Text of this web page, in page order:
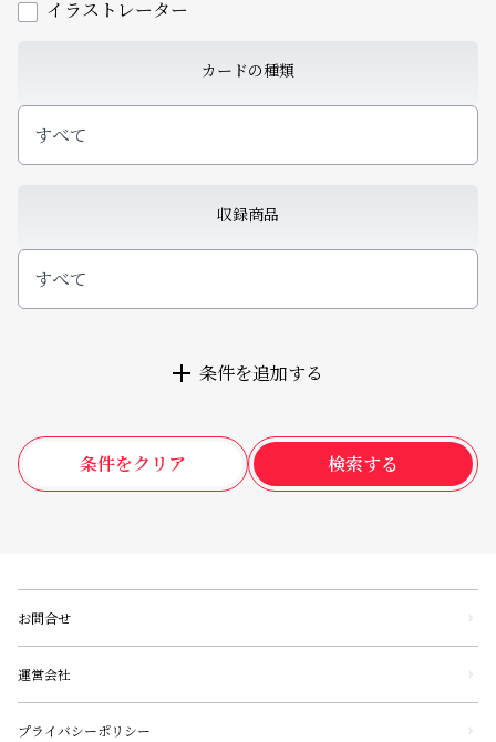
イラストレーター
カードの種類
すべて
収録商品
すべて
条件を追加する
条件をクリア 検索する
お問合せ
運営会社
プライバシーポリシー